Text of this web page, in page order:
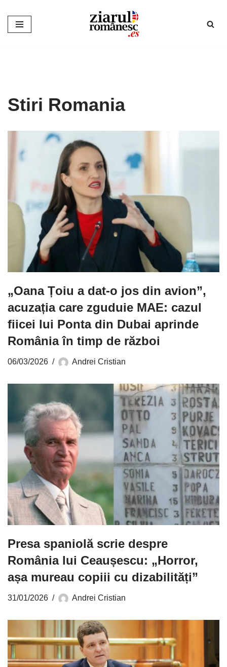
Sari
Stiri Romania
„Oana Țoiu a dat-o jos din avion”,
acuzația care zguduie MAE: cazul
fiicei lui Ponta din Dubai aprinde
România în timp de război
06/03/2026 Andrei Cristian
Presa spaniolă scrie despre
România lui Ceaușescu: „Horror,
așa mureau copiii cu dizabilități”
31/01/2026 Andrei Cristian